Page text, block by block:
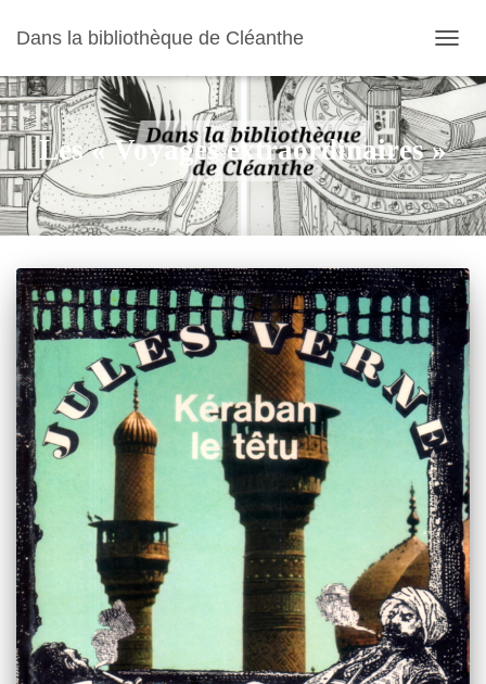
Dans la bibliothèque de Cléanthe
LA
Les « Voyages extraordinaires »